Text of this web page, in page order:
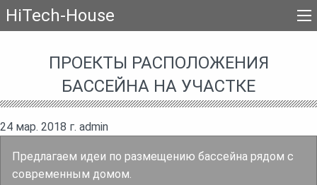
HiTech-House
ПРОЕКТЫ РАСПОЛОЖЕНИЯ
БАССЕЙНА НА УЧАСТКЕ
24 мар. 2018 г. admin
Предлагаем идеи по размещению бассейна рядом с
современным домом.